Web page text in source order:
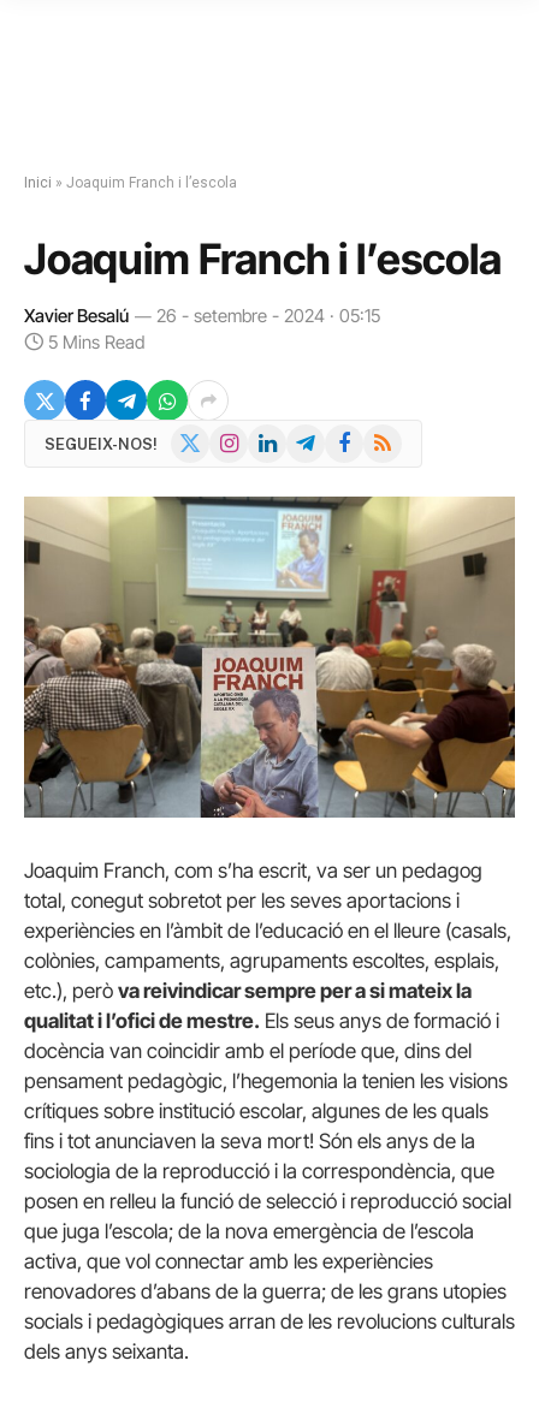
Inici » Joaquim Franch i l’escola
Joaquim Franch i l’escola
Xavier Besalú
26 - setembre - 2024 · 05:15
5 Mins Read
SEGUEIX-NOS!
X
InstagramLinkedInTelegramFacebook
RSS
Joaquim Franch, com s’ha escrit, va ser un pedagog
total, conegut sobretot per les seves aportacions i
experiències en l’àmbit de l’educació en el lleure (casals,
colònies, campaments, agrupaments escoltes, esplais,
etc.), però va reivindicar sempre per a si mateix la
qualitat i l’ofici de mestre. Els seus anys de formació i
docència van coincidir amb el període que, dins del
pensament pedagògic, l’hegemonia la tenien les visions
crítiques sobre institució escolar, algunes de les quals
fins i tot anunciaven la seva mort! Són els anys de la
sociologia de la reproducció i la correspondència, que
posen en relleu la funció de selecció i reproducció social
que juga l’escola; de la nova emergència de l’escola
activa, que vol connectar amb les experiències
renovadores d’abans de la guerra; de les grans utopies
socials i pedagògiques arran de les revolucions culturals
dels anys seixanta.